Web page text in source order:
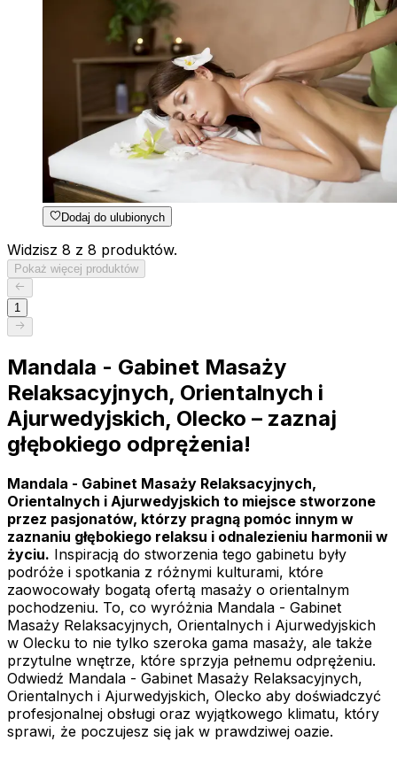
Dodaj do ulubionych
Widzisz 8 z 8 produktów.
Pokaż więcej produktów
1
Mandala - Gabinet Masaży
Relaksacyjnych, Orientalnych i
Ajurwedyjskich, Olecko – zaznaj
głębokiego odprężenia!
Mandala - Gabinet Masaży Relaksacyjnych,
Orientalnych i Ajurwedyjskich to miejsce stworzone
przez pasjonatów, którzy pragną pomóc innym w
zaznaniu głębokiego relaksu i odnalezieniu harmonii w
życiu. Inspiracją do stworzenia tego gabinetu były
podróże i spotkania z różnymi kulturami, które
zaowocowały bogatą ofertą masaży o orientalnym
pochodzeniu. To, co wyróżnia Mandala - Gabinet
Masaży Relaksacyjnych, Orientalnych i Ajurwedyjskich
w Olecku to nie tylko szeroka gama masaży, ale także
przytulne wnętrze, które sprzyja pełnemu odprężeniu.
Odwiedź Mandala - Gabinet Masaży Relaksacyjnych,
Orientalnych i Ajurwedyjskich, Olecko aby doświadczyć
profesjonalnej obsługi oraz wyjątkowego klimatu, który
sprawi, że poczujesz się jak w prawdziwej oazie.